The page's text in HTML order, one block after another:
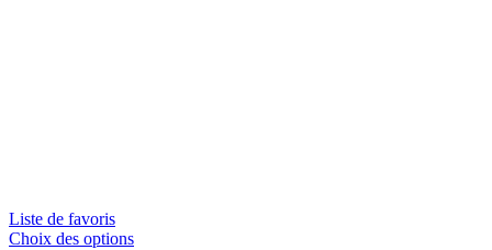
Liste de favoris
Choix des options